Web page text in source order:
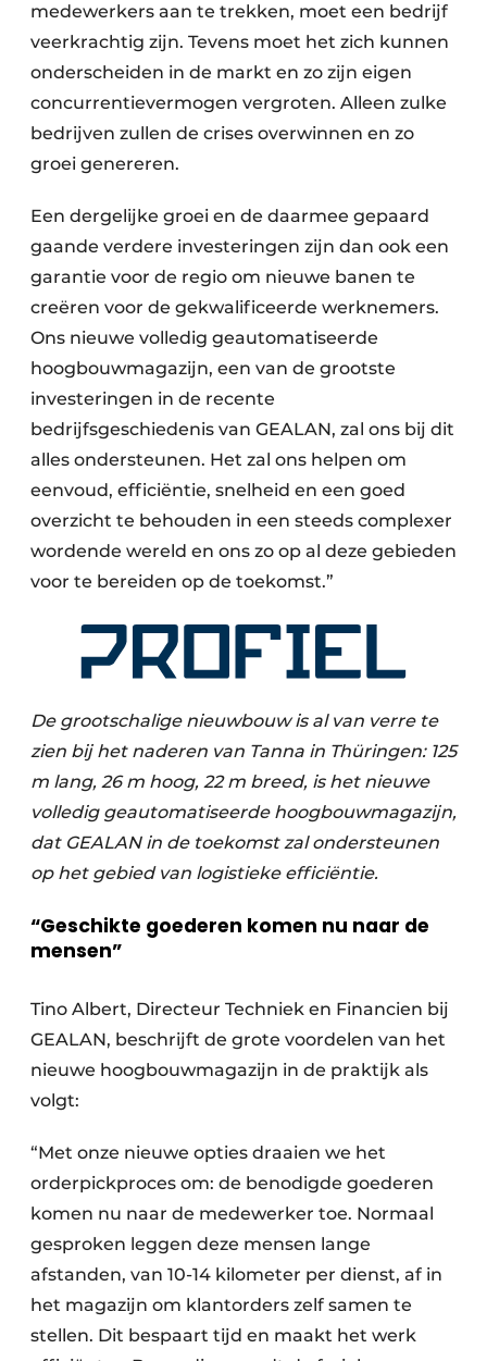
medewerkers aan te trekken, moet een bedrijf
veerkrachtig zijn. Tevens moet het zich kunnen
onderscheiden in de markt en zo zijn eigen
concurrentievermogen vergroten. Alleen zulke
bedrijven zullen de crises overwinnen en zo
groei genereren.
Een dergelijke groei en de daarmee gepaard
gaande verdere investeringen zijn dan ook een
garantie voor de regio om nieuwe banen te
creëren voor de gekwalificeerde werknemers.
Ons nieuwe volledig geautomatiseerde
hoogbouwmagazijn, een van de grootste
investeringen in de recente
bedrijfsgeschiedenis van GEALAN, zal ons bij dit
alles ondersteunen. Het zal ons helpen om
eenvoud, efficiëntie, snelheid en een goed
overzicht te behouden in een steeds complexer
wordende wereld en ons zo op al deze gebieden
voor te bereiden op de toekomst.”
De grootschalige nieuwbouw is al van verre te
zien bij het naderen van Tanna in Thüringen: 125
m lang, 26 m hoog, 22 m breed, is het nieuwe
volledig geautomatiseerde hoogbouwmagazijn,
dat GEALAN in de toekomst zal ondersteunen
op het gebied van logistieke efficiëntie.
“Geschikte goederen komen nu naar de
mensen”
Tino Albert, Directeur Techniek en Financien bij
GEALAN, beschrijft de grote voordelen van het
nieuwe hoogbouwmagazijn in de praktijk als
volgt:
“Met onze nieuwe opties draaien we het
orderpickproces om: de benodigde goederen
komen nu naar de medewerker toe. Normaal
gesproken leggen deze mensen lange
afstanden, van 10-14 kilometer per dienst, af in
het magazijn om klantorders zelf samen te
stellen. Dit bespaart tijd en maakt het werk